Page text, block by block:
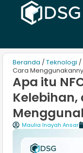
Beranda / Teknologi /
Cara
Apa itu
Kelebihan,
Maulia Inayah Ansar